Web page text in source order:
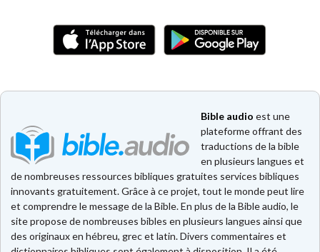
Bible audio est une
plateforme offrant des
traductions de la bible
en plusieurs langues et
de nombreuses ressources bibliques gratuites services bibliques
innovants gratuitement. Grâce à ce projet, tout le monde peut lire
et comprendre le message de la Bible. En plus de la Bible audio, le
site propose de nombreuses bibles en plusieurs langues ainsi que
des originaux en hébreu, grec et latin. Divers commentaires et